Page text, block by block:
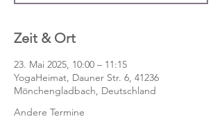
Zeit & Ort
23. Mai 2025, 10:00 – 11:15
YogaHeimat, Dauner Str. 6, 41236
Mönchengladbach, Deutschland
Andere Termine